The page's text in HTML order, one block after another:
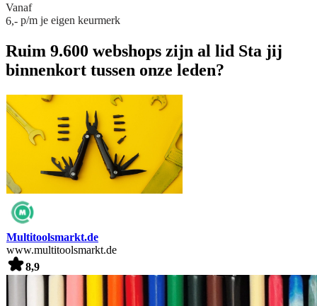
Vanaf
6,- p/m je eigen keurmerk
Ruim 9.600 webshops zijn al lid Sta jij
binnenkort tussen onze leden?
Multitoolsmarkt.de
www.multitoolsmarkt.de
8,9